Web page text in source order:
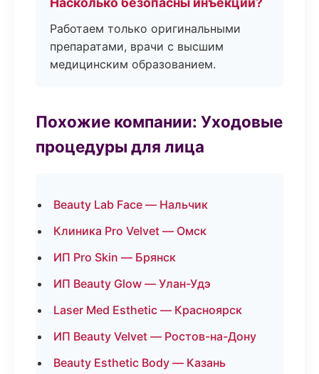
Работаем только оригинальными
препаратами, врачи с высшим
медицинским образованием.
Похожие компании: Уходовые
процедуры для лица
Beauty Lab Face — Нальчик
Клиника Pro Velvet — Омск
ИП Pro Skin — Брянск
ИП Beauty Glow — Улан-Удэ
Laser Med Esthetic — Красноярск
ИП Beauty Velvet — Ростов-на-Дону
Beauty Esthetic Body — Казань